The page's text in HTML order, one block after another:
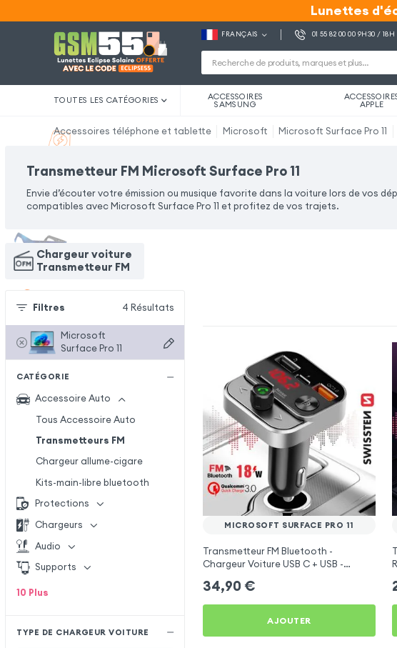
Lunettes
Lunettes
FRANÇAIS 01 55 82 00 00 9H30 / 18H
TOUTES LES CATÉGORIES ACCESSOIRES
SAMSUNG APPLE
Accessoires téléphone et tablette Microsoft Microsoft Surface Pro 11
Transmetteur FM Microsoft Surface Pro 11
Envie d’écouter votre émission ou musique favorite dans la voiture lors de vos
compatibles avec Microsoft Surface Pro 11 et profitez de vos trajets.
Chargeur voiture
Transmetteur FM
Filtres 4 Résultats
Microsoft
Surface Pro 11
CATÉGORIE
Accessoire Auto
Tous Accessoire Auto
Transmetteurs FM
Chargeur allume-cigare
Kits-main-libre bluetooth
Protections
Chargeurs
Audio
Supports
10 Plus
TYPE DE CHARGEUR VOITURE
MICROSOFT SURFACE PRO 11
Transmetteur FM Bluetooth -
Chargeur Voiture USB C + USB -
34,90 €
AJOUTER